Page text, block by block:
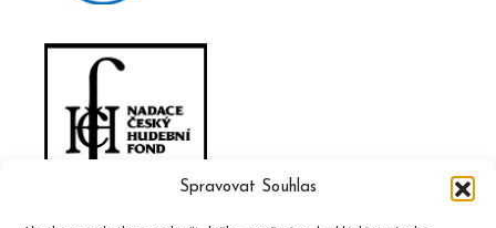
Spravovat Souhlas